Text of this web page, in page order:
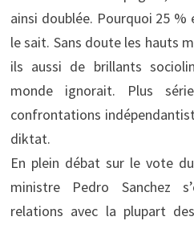
ainsi doublée. Pourquoi 25 %
le sait. Sans doute les hauts
ils aussi de brillants
monde ignorait. Plus
confrontations
diktat.
En plein débat sur le vote
ministre Pedro Sanchez
relations avec la plupart